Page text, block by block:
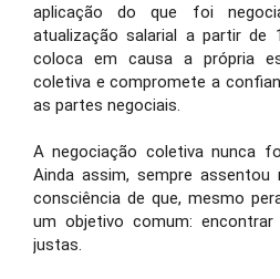
aplicação do que foi
atualização salarial a partir de
coloca em causa a própria
coletiva e compromete a
as partes negociais.
A negociação coletiva nunca
Ainda assim, sempre
consciência de que, mesmo
um objetivo comum: encontrar
justas.